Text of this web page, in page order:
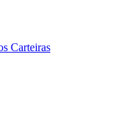
Carteiras